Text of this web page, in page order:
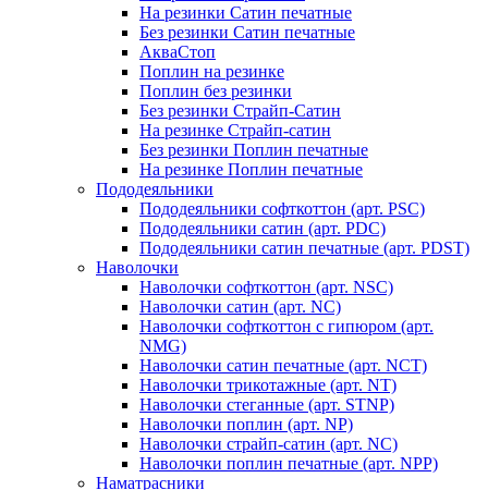
На резинки Сатин печатные
Без резинки Сатин печатные
АкваСтоп
Поплин на резинке
Поплин без резинки
Без резинки Страйп-Сатин
На резинке Страйп-сатин
Без резинки Поплин печатные
На резинке Поплин печатные
Пододеяльники
Пододеяльники софткоттон (арт. PSC)
Пододеяльники сатин (арт. PDC)
Пододеяльники сатин печатные (арт. PDST)
Наволочки
Наволочки софткоттон (арт. NSC)
Наволочки сатин (арт. NC)
Наволочки софткоттон с гипюром (арт.
NMG)
Наволочки сатин печатные (арт. NCT)
Наволочки трикотажные (арт. NT)
Наволочки стеганные (арт. STNP)
Наволочки поплин (арт. NP)
Наволочки страйп-сатин (арт. NC)
Наволочки поплин печатные (арт. NPP)
Наматрасники